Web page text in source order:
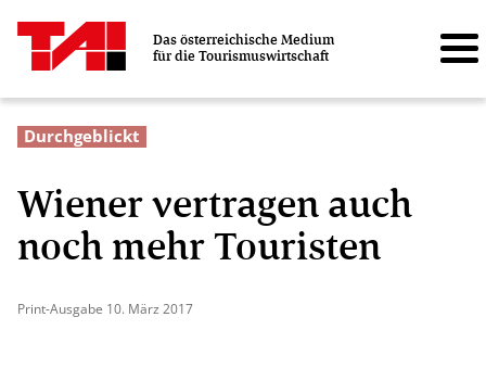
Das österreichische Medium
für die Tourismuswirtschaft
Durchgeblickt
Wiener vertragen auch
noch mehr Touristen
Print-Ausgabe 10. März 2017